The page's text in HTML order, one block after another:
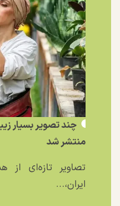
چند تصویر بسیار
منتشر شد
تصاویر تازه‌ای از
ایران،...